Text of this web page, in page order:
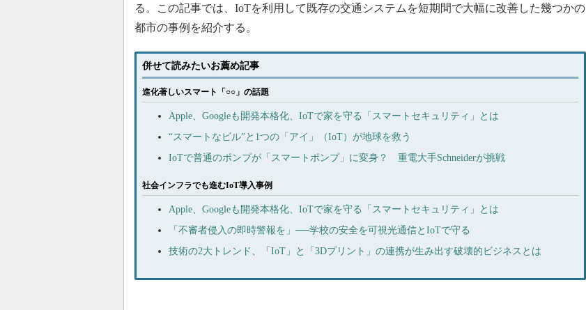
る。この記事では、IoTを利用して既存の交通システムを短期間で大幅に改善した幾つかの
都市の事例を紹介する。
併せて読みたいお薦め記事
進化著しいスマート「○○」の話題
Apple、Googleも開発本格化、IoTで家を守る「スマートセキュリティ」とは
“スマートなビル”と1つの「アイ」（IoT）が地球を救う
IoTで普通のポンプが「スマートポンプ」に変身？ 重電大手Schneiderが挑戦
社会インフラでも進むIoT導入事例
Apple、Googleも開発本格化、IoTで家を守る「スマートセキュリティ」とは
「不審者侵入の即時警報を」──学校の安全を可視光通信とIoTで守る
技術の2大トレンド、「IoT」と「3Dプリント」の連携が生み出す破壊的ビジネスとは